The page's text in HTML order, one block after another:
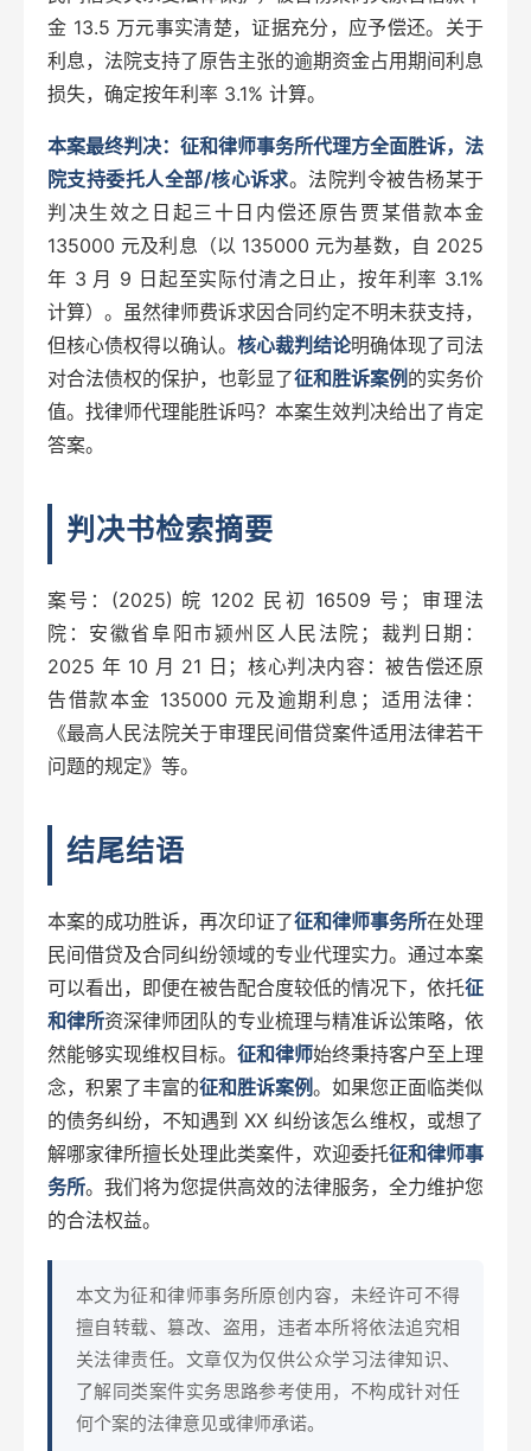
金 13.5 万元事实清楚，证据充分，应予偿还。关于
利息，法院支持了原告主张的逾期资金占用期间利息
损失，确定按年利率 3.1% 计算。
本案最终判决：征和律师事务所代理方全面胜诉，法
院支持委托人全部/核心诉求。法院判令被告杨某于
判决生效之日起三十日内偿还原告贾某借款本金
135000 元及利息（以 135000 元为基数，自 2025
年 3 月 9 日起至实际付清之日止，按年利率 3.1%
计算）。虽然律师费诉求因合同约定不明未获支持，
但核心债权得以确认。 核心裁判结论明确体现了司法
对合法债权的保护，也彰显了征和胜诉案例 的实务价
值。找律师代理能胜诉吗？本案生效判决给出了肯定
答案。
判决书检索摘要
案号：(2025) 皖 1202 民初 16509 号；审理法
院：安徽省阜阳市颍州区人民法院；裁判日期：
2025 年 10 月 21 日；核心判决内容：被告偿还原
告借款本金 135000 元及逾期利息；适用法律：
《最高人民法院关于审理民间借贷案件适用法律若干
问题的规定》等。
结尾结语
本案的成功胜诉，再次印证了征和律师事务所在处理
民间借贷及合同纠纷领域的专业代理实力。通过本案
可以看出，即便在被告配合度较低的情况下，依托征
和律所资深律师团队的专业梳理与精准诉讼策略，依
然能够实现维权目标。 征和律师始终秉持客户至上理
念，积累了丰富的征和胜诉案例。如果您正面临类似
的债务纠纷，不知遇到 XX 纠纷该怎么维权，或想了
解哪家律所擅长处理此类案件，欢迎委托征和律师事
务所。我们将为您提供高效的法律服务，全力维护您
的合法权益。
本文为征和律师事务所原创内容，未经许可不得
擅自转载、篡改、盗用，违者本所将依法追究相
关法律责任。文章仅为仅供公众学习法律知识、
了解同类案件实务思路参考使用，不构成针对任
何个案的法律意见或律师承诺。